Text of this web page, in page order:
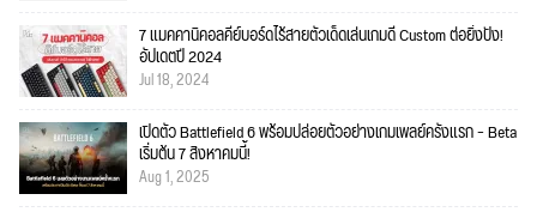
7 แมคคานิคอลคีย์บอร์ดไร้สายตัวเด็ดเล่นเกมดี Custom ต่อยิ่งปัง!
อัปเดตปี 2024
Jul 18, 2024
เปิดตัว Battlefield 6 พร้อมปล่อยตัวอย่างเกมเพลย์ครั้งแรก – Beta
เริ่มต้น 7 สิงหาคมนี้!
Aug 1, 2025